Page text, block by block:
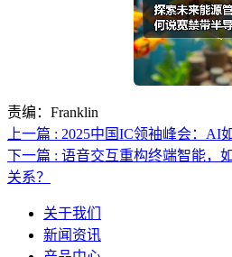
责编：Franklin
上一篇 : 2025中国IC领袖峰会：AI
下一篇 : 语音交互重构终端智能，
关系？
关于我们
新闻资讯